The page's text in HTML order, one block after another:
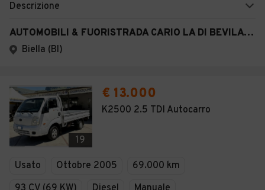
Descrizione
AUTOMOBILI & FUORISTRADA CARIO LA DI BEVILACQUA GI
Biella (BI)
19
€ 13.000
K2500 2.5 TDI Autocarro
Usato Ottobre 2005
69.000 km